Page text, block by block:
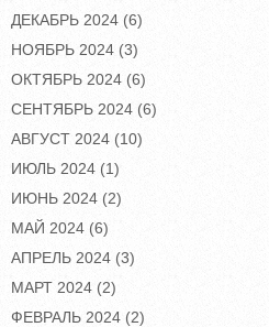
ДЕКАБРЬ 2024 (6)
НОЯБРЬ 2024 (3)
ОКТЯБРЬ 2024 (6)
СЕНТЯБРЬ 2024 (6)
АВГУСТ 2024 (10)
ИЮЛЬ 2024 (1)
ИЮНЬ 2024 (2)
МАЙ 2024 (6)
АПРЕЛЬ 2024 (3)
МАРТ 2024 (2)
ФЕВРАЛЬ 2024 (2)